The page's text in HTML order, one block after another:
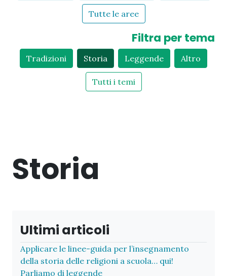
Tutte le aree
Filtra per tema
Tradizioni Storia Leggende Altro
Tutti i temi
Storia
Ultimi articoli
Applicare le linee-guida per l’insegnamento
della storia delle religioni a scuola… qui!
Parliamo di leggende